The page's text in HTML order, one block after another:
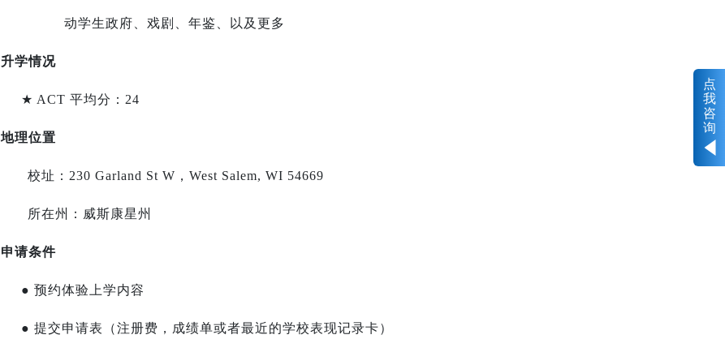
动学生政府、戏剧、年鉴、以及更多
升学情况
★ ACT 平均分： 24
地理位置
校址：230 Garland St W，West Salem, WI 54669
所在州：威斯康星州
申请条件
● 预约体验上学内容
● 提交申请表（注册费，成绩单或者最近的学校表现记录卡）
点
我
咨
询